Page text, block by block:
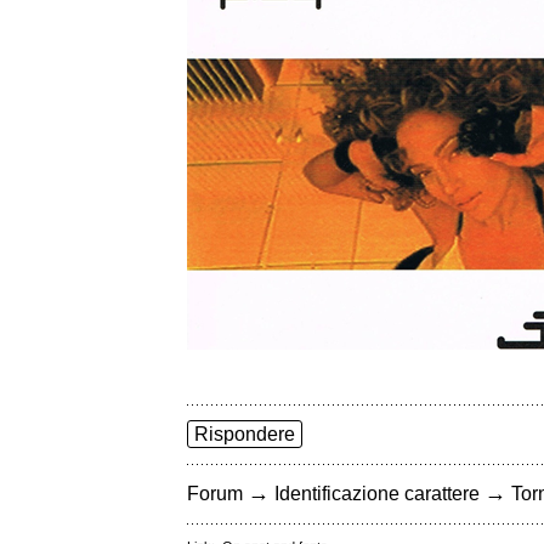
Rispondere
Forum → Identificazione carattere →